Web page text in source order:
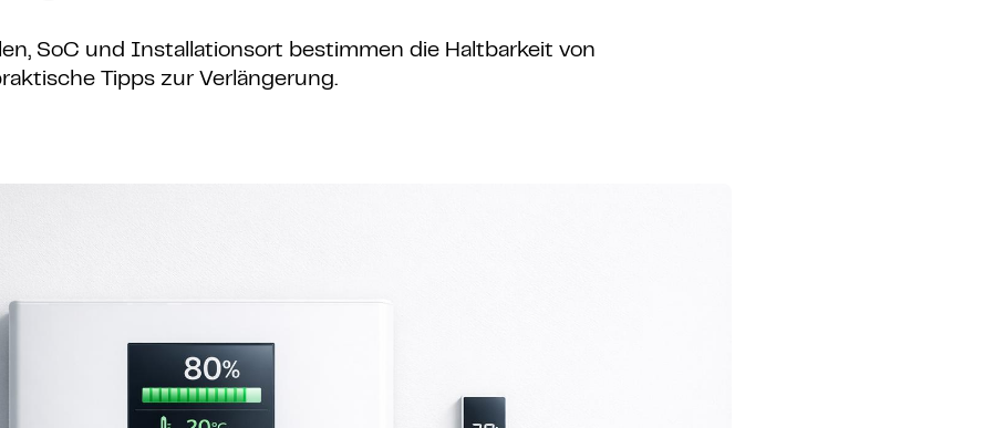
SoC und Installationsort bestimmen die Haltbarkeit von
Tipps zur Verlängerung.